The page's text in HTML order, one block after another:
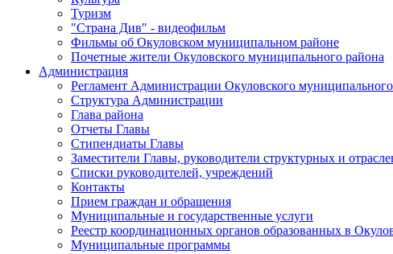
Туризм
"Страна Див" - видеофильм
Фильмы об Окуловском муниципальном районе
Почетные жители Окуловского муниципального района
Администрация
Регламент Администрации Окуловского
Структура Администрации
Глава района
Отчеты Главы
Стипендиаты Главы
Заместители Главы, руководители структурных и
Списки руководителей, учреждений
Контакты
Прием граждан и обращения
Муниципальные и государственные услуги
Реестр координационных органов образованных в
Муниципальные программы